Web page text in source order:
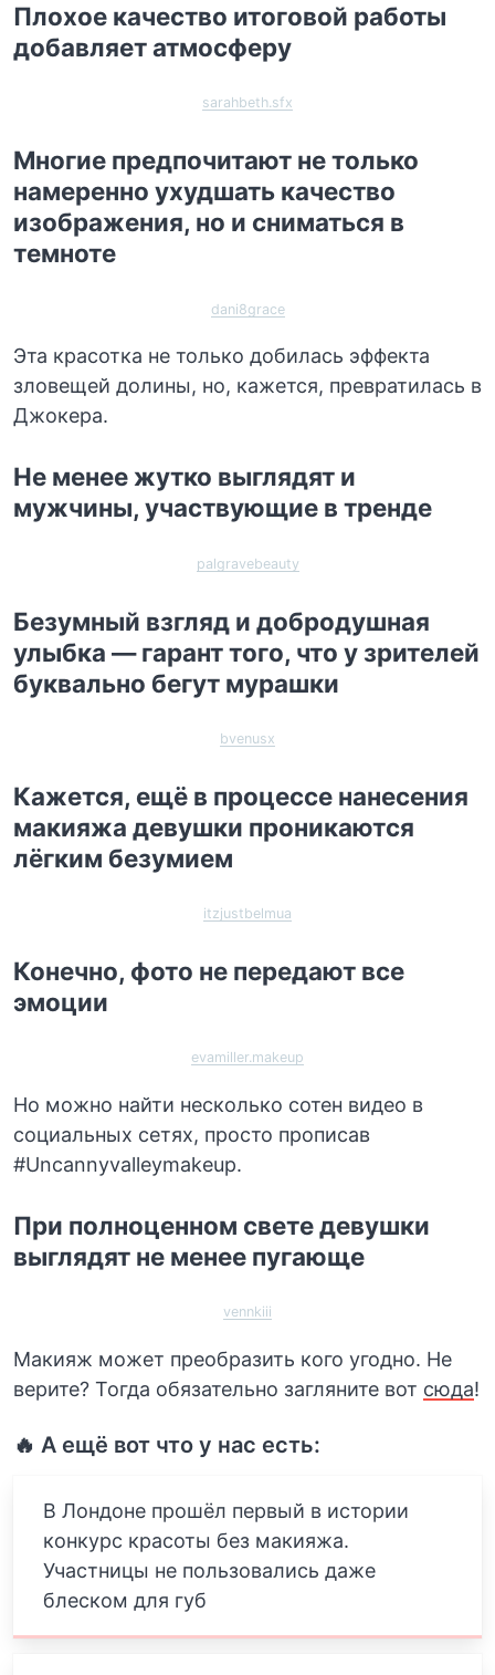
Плохое качество итоговой работы
добавляет атмосферу
sarahbeth.sfx
Многие предпочитают не только
намеренно ухудшать качество
изображения, но и сниматься в
темноте
dani8grace
Эта красотка не только добилась эффекта
зловещей долины, но, кажется, превратилась в
Джокера.
Не менее жутко выглядят и
мужчины, участвующие в тренде
palgravebeauty
Безумный взгляд и добродушная
улыбка — гарант того, что у зрителей
буквально бегут мурашки
bvenusx
Кажется, ещё в процессе нанесения
макияжа девушки проникаются
лёгким безумием
itzjustbelmua
Конечно, фото не передают все
эмоции
evamiller.makeup
Но можно найти несколько сотен видео в
социальных сетях, просто прописав
#Uncannyvalleymakeup.
При полноценном свете девушки
выглядят не менее пугающе
vennkiii
Макияж может преобразить кого угодно. Не
верите? Тогда обязательно загляните вот сюда!
🔥 А ещё вот что у нас есть:
В Лондоне прошёл первый в истории
конкурс красоты без макияжа.
Участницы не пользовались даже
блеском для губ